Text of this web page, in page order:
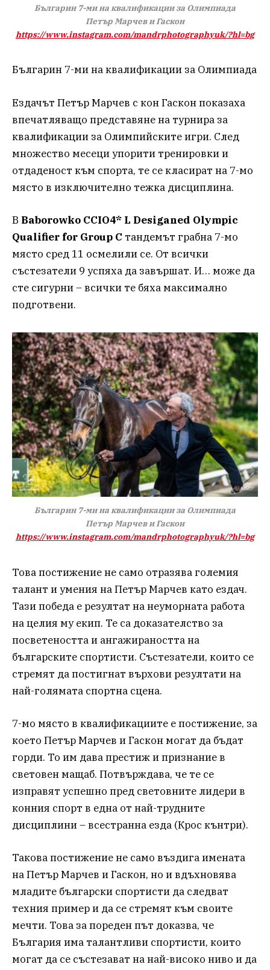
Българин 7-ми на квалификации за Олимпиада
Петър Марчев и Гаскон
https://www.instagram.com/mandrphotographyuk/?hl=bg
Българин 7-ми на квалификации за Олимпиада
Ездачът Петър Марчев с кон Гаскон показаха
впечатляващо представяне на турнира за
квалификации за Олимпийските игри. След
множество месеци упорити тренировки и
отдаденост към спорта, те се класират на 7-мо
място в изключително тежка дисциплина.
В Baborowko CCIO4* L Desiganed Olympic
Qualifier for Group C тандемът грабна 7-мо
място сред 11 осмелили се. От всички
състезатели 9 успяха да завършат. И… може да
сте сигурни – всички те бяха максимално
подготвени.
Българин 7-ми на квалификации за Олимпиада
Петър Марчев и Гаскон
https://www.instagram.com/mandrphotographyuk/?hl=bg
Това постижение не само отразява големия
талант и умения на Петър Марчев като ездач.
Тази победа е резултат на неуморната работа
на целия му екип. Те са доказателство за
посветеността и ангажираността на
българските спортисти. Състезатели, които се
стремят да постигнат върхови резултати на
най-голямата спортна сцена.
7-мо място в квалификациите е постижение, за
което Петър Марчев и Гаскон могат да бъдат
горди. То им дава престиж и признание в
световен мащаб. Потвърждава, че те се
изправят успешно пред световните лидери в
конния спорт в една от най-трудните
дисциплини – всестранна езда (Крос кънтри).
Такова постижение не само въздига имената
на Петър Марчев и Гаскон, но и вдъхновява
младите български спортисти да следват
техния пример и да се стремят към своите
мечти. Това за пореден път доказва, че
България има талантливи спортисти, които
могат да се състезават на най-високо ниво и да